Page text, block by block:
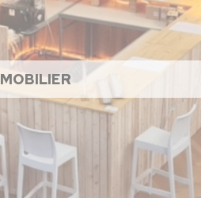
MOBILIER